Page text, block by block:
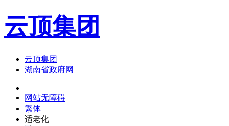
云顶集团
云顶集团
湖南省政府网
网站无障碍
繁体
适老化